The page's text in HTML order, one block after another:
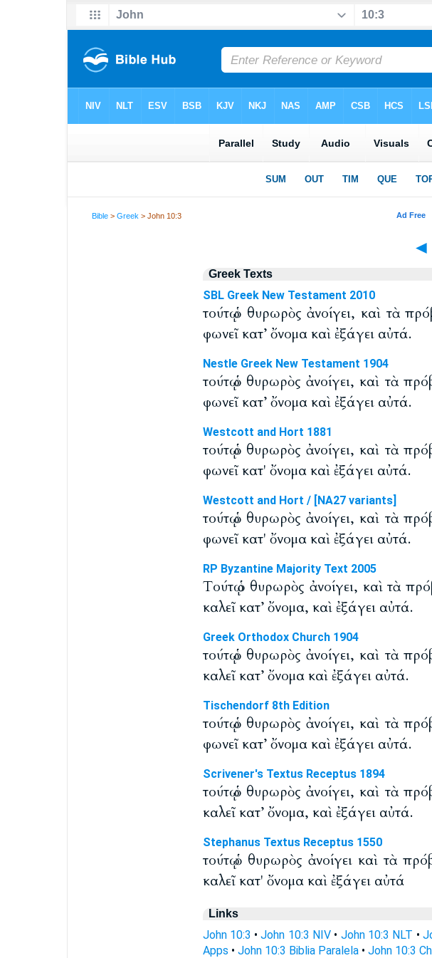
Bible >Greek > John 10:3
◄
Greek Texts
SBL Greek New Testament 2010
τούτῳ ὁ θυρωρὸς ἀνοίγει, καὶ τὰ
φωνεῖ κατ’ ὄνομα καὶ ἐξάγει αὐτά.
Nestle Greek New Testament 1904
τούτῳ ὁ θυρωρὸς ἀνοίγει, καὶ τὰ
φωνεῖ κατ’ ὄνομα καὶ ἐξάγει αὐτά.
Westcott and Hort 1881
τούτῳ ὁ θυρωρὸς ἀνοίγει, καὶ τὰ
φωνεῖ κατ' ὄνομα καὶ ἐξάγει αὐτά.
Westcott and Hort / [NA27 variants]
τούτῳ ὁ θυρωρὸς ἀνοίγει, καὶ τὰ
φωνεῖ κατ' ὄνομα καὶ ἐξάγει αὐτά.
RP Byzantine Majority Text 2005
Tούτῳ ὁ θυρωρὸς ἀνοίγει, καὶ τὰ
καλεῖ κατ’ ὄνομα, καὶ ἐξάγει αὐτά.
Greek Orthodox Church 1904
τούτῳ ὁ θυρωρὸς ἀνοίγει, καὶ τὰ
καλεῖ κατ’ ὄνομα καὶ ἐξάγει αὐτά.
Tischendorf 8th Edition
τούτῳ ὁ θυρωρὸς ἀνοίγει, καὶ τὰ
φωνεῖ κατ’ ὄνομα καὶ ἐξάγει αὐτά.
Scrivener's Textus Receptus 1894
τούτῳ ὁ θυρωρὸς ἀνοίγει, καὶ τὰ
καλεῖ κατ’ ὄνομα, καὶ ἐξάγει αὐτά.
Stephanus Textus Receptus 1550
τούτῳ ὁ θυρωρὸς ἀνοίγει καὶ τὰ
καλεῖ κατ' ὄνομα καὶ ἐξάγει αὐτά
Links
John 10:3 •John 10:3 NIV • John 10:3 NLT •
Apps • John 10:3 Biblia Paralela• John 10:3